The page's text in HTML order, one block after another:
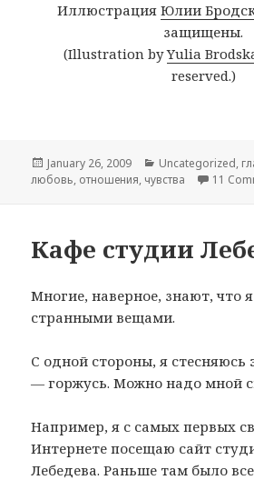
Иллюстрация Юлии
защищены.
(Illustration byYulia
reserved.)
Posted
on
January 26, 2009 Categories
Uncategorized,
любовь, отношения, чувства 11
Кафе студии
Многие, наверное, знают, что
странными вещами.
С одной стороны, я стесняюсь
— горжусь. Можно надо мной
Например, я с самых первых
Интернете посещаю сайт
Лебедева. Раньше там было